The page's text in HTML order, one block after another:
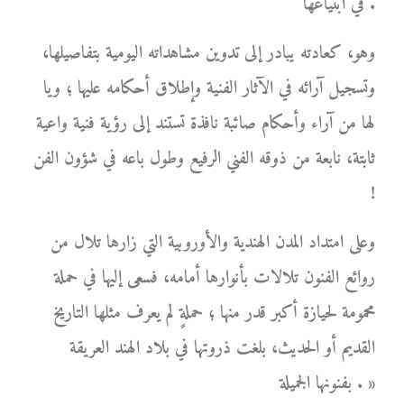
وهو، كعادته يبادر إلى تدوين مشاهداته اليومية بتفاصيلها،
وتسجيل آرائه في الآثار الفنية وإطلاق أحكامه عليها ؛ ويا
لها من آراء وأحكام صائبة نافذة تستند إلى رؤية فنية واعية
ثابتة، نابعة من ذوقه الفني الرفيع وطول باعه في شؤون الفن
!
وعلى امتداد المدن الهندية والأوروبية التي زارها تلال من
روائع الفنون تلالات بأنوارها أمامه، فسعى إليها في حملة
محمومة لحيازة أكبر قدر منها ؛ حملةٍ لم يعرف مثلها التاريخ
القديم أو الحديث، بلغت ذروتها في بلاد الهند العريقة
بفنونها الجميلة . »